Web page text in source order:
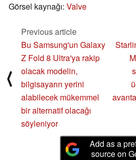
Görsel kaynağı: Valve
⟨
Previous article
Bu Samsung'un Galaxy
Z Fold 8 Ultra'ya rakip
olacak modelin,
bilgisayarın yerini
alabilecek mükemmel
bir alternatif olacağı
söyleniyor
Add as a
source on